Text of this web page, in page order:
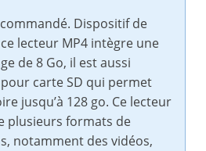
Dispositif de
lecteur MP4 intègre une
de 8 Go, il est aussi
carte SD qui permet
jusqu’à 128 go. Ce lecteur
plusieurs formats de
notamment des vidéos,